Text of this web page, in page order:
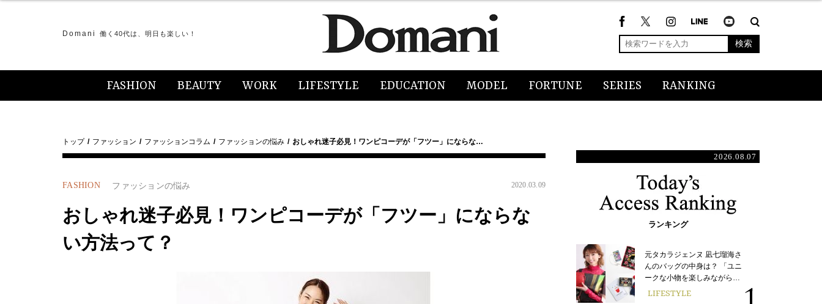
Domani 働く40代は、明日も楽しい！
検索
FASHION BEAUTY WORK LIFESTYLE EDUCATION MODEL FORTUNE SERIES RANKING
トップ ファッション ファッションコラム ファッションの悩み おしゃれ迷子必見！ワンピコーデが「フツー」にならな…
FASHION ファッションの悩み 2020.03.09
おしゃれ迷子必見！ワンピコーデが「フツー」にならな
い方法って？
2026.08.07
ランキング
元タカラジェンヌ 凪七瑠海さ
んのバッグの中身は？ 「ユニ
ークな小物を楽しみながら…
LIFESTYLE